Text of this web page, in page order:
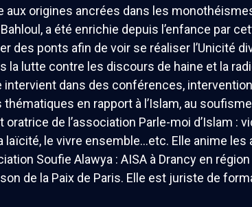
aux origines ancrées dans les
a été enrichie depuis l’enfance par
des ponts afin de voir se réaliser l’Unicité
la lutte contre les discours de haine et la
intervient dans des conférences,
en rapport à l’Islam, au
de l’association Parle-moi d’Islam :
laïcité, le vivre ensemble…etc. Elle anime
Soufie Alawya : AISA à Drancy en
de la Paix de Paris. Elle est juriste de